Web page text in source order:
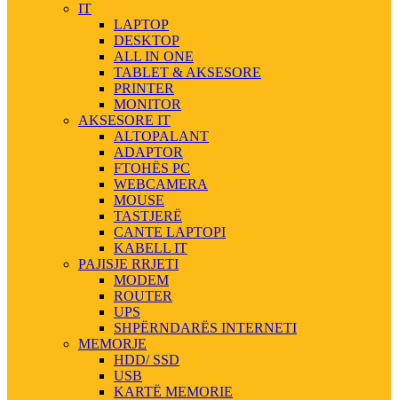
IT
LAPTOP
DESKTOP
ALL IN ONE
TABLET & AKSESORE
PRINTER
MONITOR
AKSESORE IT
ALTOPALANT
ADAPTOR
FTOHËS PC
WEBCAMERA
MOUSE
TASTJERË
CANTE LAPTOPI
KABELL IT
PAJISJE RRJETI
MODEM
ROUTER
UPS
SHPËRNDARËS INTERNETI
MEMORJE
HDD/ SSD
USB
KARTË MEMORIE